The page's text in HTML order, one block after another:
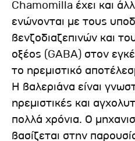
Chamomilla έχει και
ενώνονται με τους
βενζοδιαζεπινών και
οξέος (GABA) στον
το ηρεμιστικό
Η βαλεριάνα είναι
ηρεμιστικές και
πολλά χρόνια. Ο
βασίζεται στην